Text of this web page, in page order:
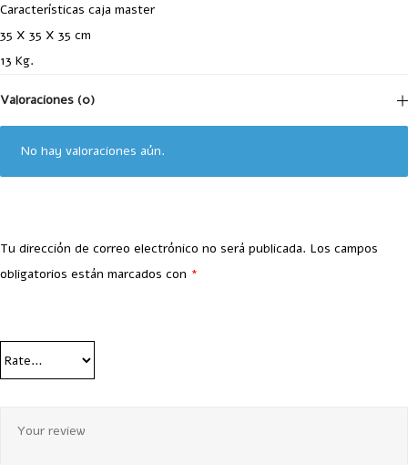
Características caja master
35 X 35 X 35 cm
13 Kg.
Valoraciones (0)
No hay valoraciones aún.
Tu dirección de correo electrónico no será publicada. Los campos
obligatorios están marcados con *